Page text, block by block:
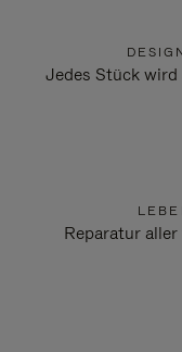
Jedes Stück
Reparatur